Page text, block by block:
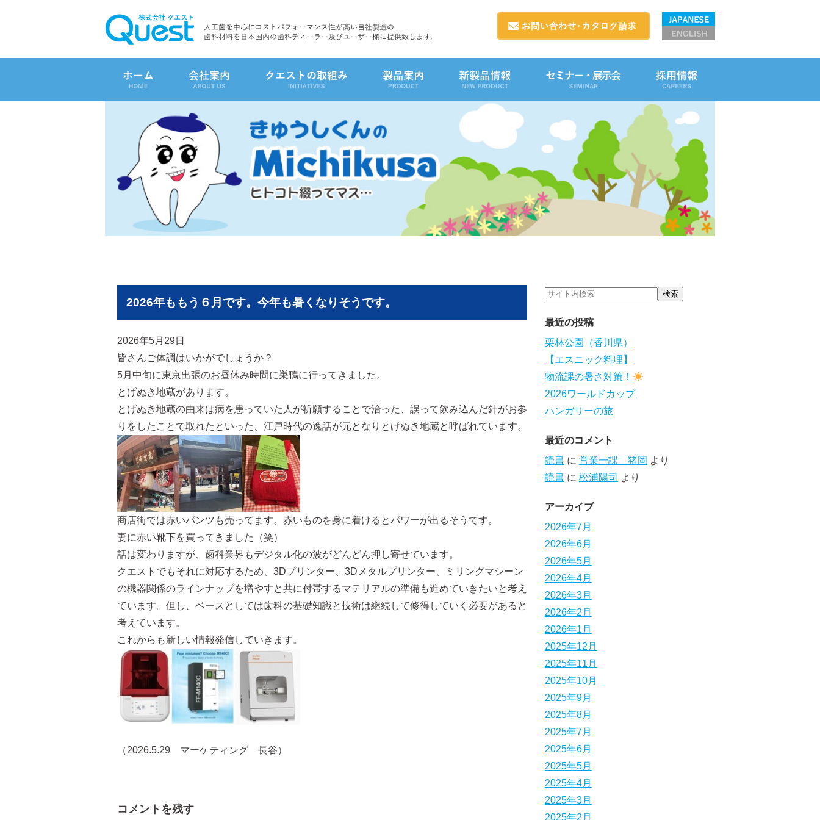
2026年ももう６月です。今年も暑くなりそうです。
2026年5月29日
皆さんご体調はいかがでしょうか？
5月中旬に東京出張のお昼休み時間に巣鴨に行ってきました。
とげぬき地蔵があります。
とげぬき地蔵の由来は病を患っていた人が祈願することで治った、誤って飲み込んだ針がお参
りをしたことで取れたといった、江戸時代の逸話が元となりとげぬき地蔵と呼ばれています。
商店街では赤いパンツも売ってます。赤いものを身に着けるとパワーが出るそうです。
妻に赤い靴下を買ってきました（笑）
話は変わりますが、歯科業界もデジタル化の波がどんどん押し寄せています。
クエストでもそれに対応するため、3Dプリンター、3Dメタルプリンター、ミリングマシーン
の機器関係のラインナップを増やすと共に付帯するマテリアルの準備も進めていきたいと考え
ています。但し、ベースとしては歯科の基礎知識と技術は継続して修得していく必要があると
考えています。
これからも新しい情報発信していきます。
（2026.5.29 マーケティング 長谷）
コメントを残す
最近の投稿
栗林公園（香川県）
【エスニック料理】
物流課の暑さ対策！
2026ワールドカップ
ハンガリーの旅
最近のコメント
読書に 営業一課 猪岡 より
読書に 松浦陽司 より
アーカイブ
2026年7月
2026年6月
2026年5月
2026年4月
2026年3月
2026年2月
2026年1月
2025年12月
2025年11月
2025年10月
2025年9月
2025年8月
2025年7月
2025年6月
2025年5月
2025年4月
2025年3月
2025年2月